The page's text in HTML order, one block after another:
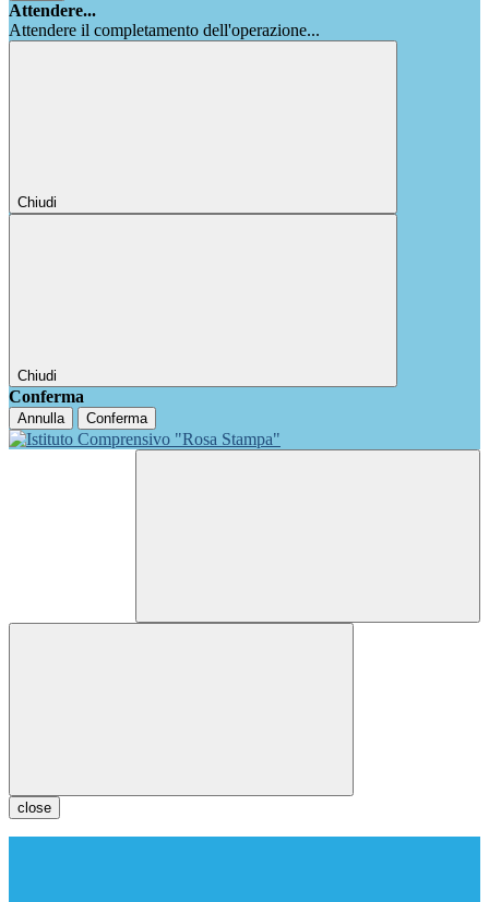
Attendere...
Attendere il completamento dell'operazione...
Chiudi
Chiudi
Conferma
Annulla Conferma
close